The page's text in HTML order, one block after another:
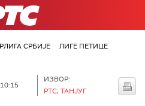
СРБИЈЕ
ЛИГЕ ПЕТИЦЕ
ИЗВОР:
РТС, ТАНЈУГ